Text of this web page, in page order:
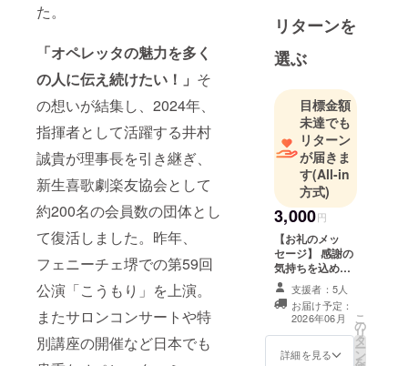
た。
「オペレッタの魅力を多く
の人に伝え続けたい！」 そ
の想いが結集し、2024年、
指揮者として活躍する井村
誠貴が理事長を引き継ぎ、
新生喜歌劇楽友協会として
約200名の会員数の団体とし
て復活しました。昨年、
フェニーチェ堺での第59回
公演「こうもり」を上演。
またサロンコンサートや特
別講座の開催など日本でも
年、向井理
事長逝去。
翌2023年に
『オペレッ
タ･ガラ･コ
ンサート』
を開催。向
井楫爾先生
に薫陶を受
けた多くの
仲間が集結
し、当協会
の集大成と
言うべき公
演を行いま
したが、残
念ながら定
リターンを
選ぶ
目標金額
未達でも
リターン
が届きま
す(All-in
方式)
3,000円
【お礼のメッ
セージ】 感謝の
気持ちを込め
て、お礼のメッ
セージをお送り
します。
支援者：5人
お届け予定：
2026年06月
詳細を見る
こ
の
リ
タ
ー
ン
を